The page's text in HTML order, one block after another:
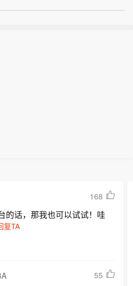
168
的话，那我也可以试试！哇
复TA
55